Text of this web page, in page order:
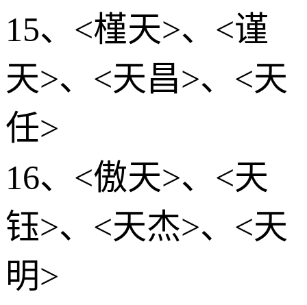
15、<槿天>、<谨
天>、<天昌>、<天
任>
16、<傲天>、<天
钰>、<天杰>、<天
明>